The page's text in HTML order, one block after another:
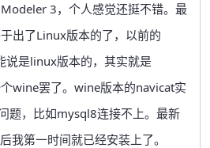
3，个人感觉还挺不错。最
出了Linux版本的了，以前的
是linux版本的，其实就是
wine罢了。wine版本的navicat实
题，比如mysql8连接不上。最新
我第一时间就已经安装上了。